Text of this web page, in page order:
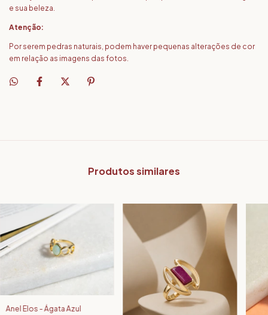
e sua beleza.
Atenção:
Por serem pedras naturais, podem haver pequenas alterações de cor
em relação as imagens das fotos.
Produtos similares
Anel Elos - Ágata Azul